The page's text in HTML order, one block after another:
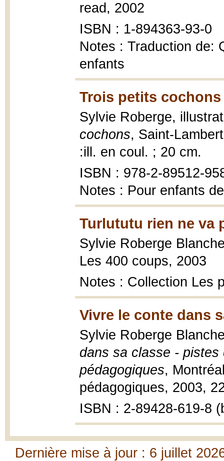
read, 2002
ISBN : 1-894363-93-0
Notes : Traduction de:
enfants
Trois petits cochons
Sylvie Roberge,
cochons, Saint-
:ill. en coul. ; 20 cm.
ISBN : 978-2-89512-
Notes : Pour enfants
Turlututu rien ne va
Sylvie Roberge
Les 400 coups, 2003
Notes : Collection Les
Vivre le conte dans
Sylvie Roberge
dans sa classe -
pédagogiques,
pédagogiques, 2003,
ISBN : 2-89428-619-8
Dernière mise à jour : 6 juillet